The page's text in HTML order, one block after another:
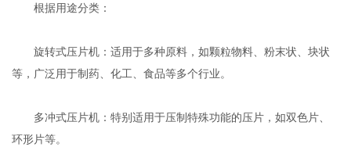
根据用途分类：
旋转式压片机：适用于多种原料，如颗粒物料、粉末状、块状
等，广泛用于制药、化工、食品等多个行业。
多冲式压片机：特别适用于压制特殊功能的压片，如双色片、
环形片等。